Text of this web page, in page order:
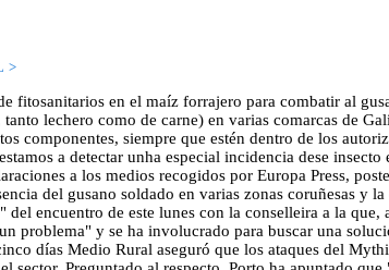
>
fitosanitarios en el maíz forrajero para combatir al
lechero como de carne) en varias comarcas de
componentes, siempre que estén dentro de los
a detectar unha especial incidencia dese
a los medios recogidos por Europa Press,
del gusano soldado en varias zonas coruñesas
encuentro de este lunes con la conselleira a la
problema" y se ha involucrado para buscar una
días Medio Rural aseguró que los ataques del